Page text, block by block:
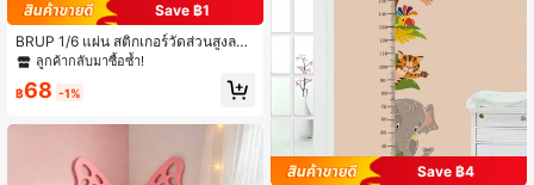
Save ฿1
BRUP 1/6 แผ่น สติกเกอร์วัดส่วนสูงลาย
กระต่ายและลูกโป่งน่ารัก, สติกเกอร์แผน
ภูมิการเติบโตรูปหัวใจสีชมพูสำหรับตก
แต่งห้องเด็กอ่อน, งานศิลปะบนผนังสำห
ถอดได้
ลูกค้ากลับมาซื้อซ้ำ!
฿68 -1%
Save ฿4